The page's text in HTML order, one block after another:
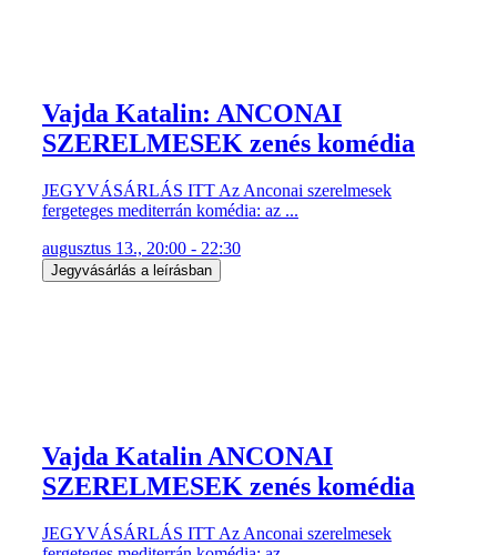
Vajda Katalin: ANCONAI
SZERELMESEK zenés komédia
JEGYVÁSÁRLÁS ITT Az Anconai szerelmesek
fergeteges mediterrán komédia: az ...
augusztus 13., 20:00 - 22:30
Jegyvásárlás a leírásban
Vajda Katalin ANCONAI
SZERELMESEK zenés komédia
JEGYVÁSÁRLÁS ITT Az Anconai szerelmesek